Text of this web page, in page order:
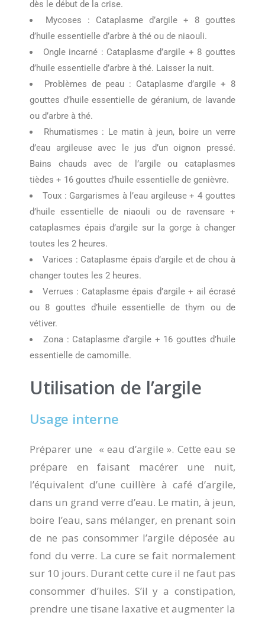
dès le début de la crise.
Mycoses : Cataplasme d’argile + 8 gouttes
d’huile essentielle d’arbre à thé ou de niaouli.
Ongle incarné : Cataplasme d’argile + 8 gouttes
d’huile essentielle d’arbre à thé. Laisser la nuit.
Problèmes de peau : Cataplasme d’argile + 8
gouttes d’huile essentielle de géranium, de lavande
ou d’arbre à thé.
Rhumatismes : Le matin à jeun, boire un verre
d’eau argileuse avec le jus d’un oignon pressé.
Bains chauds avec de l’argile ou cataplasmes
tièdes + 16 gouttes d’huile essentielle de genièvre.
Toux : Gargarismes à l’eau argileuse + 4 gouttes
d’huile essentielle de niaouli ou de ravensare +
cataplasmes épais d’argile sur la gorge à changer
toutes les 2 heures.
Varices : Cataplasme épais d’argile et de chou à
changer toutes les 2 heures.
Verrues : Cataplasme épais d’argile + ail écrasé
ou 8 gouttes d’huile essentielle de thym ou de
vétiver.
Zona : Cataplasme d’argile + 16 gouttes d’huile
essentielle de camomille.
Utilisation de l’argile
Usage interne
Préparer une « eau d’argile ». Cette eau se
prépare en faisant macérer une nuit,
l’équivalent d’une cuillère à café d’argile,
dans un grand verre d’eau. Le matin, à jeun,
boire l’eau, sans mélanger, en prenant soin
de ne pas consommer l’argile déposée au
fond du verre. La cure se fait normalement
sur 10 jours. Durant cette cure il ne faut pas
consommer d’huiles. S’il y a constipation,
prendre une tisane laxative et augmenter la